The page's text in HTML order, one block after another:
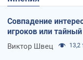
Совпадение
игроков или
Виктор Швец 13,2